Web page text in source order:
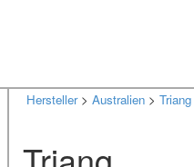
Hersteller> Australien > Triang